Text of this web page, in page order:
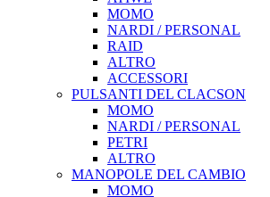
MOMO
NARDI / PERSONAL
RAID
ALTRO
ACCESSORI
PULSANTI DEL CLACSON
MOMO
NARDI / PERSONAL
PETRI
ALTRO
MANOPOLE DEL CAMBIO
MOMO